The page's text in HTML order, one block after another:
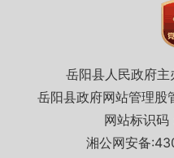
岳阳县人民政府主
岳阳县政府网站管理股
网站标识
湘公网安备